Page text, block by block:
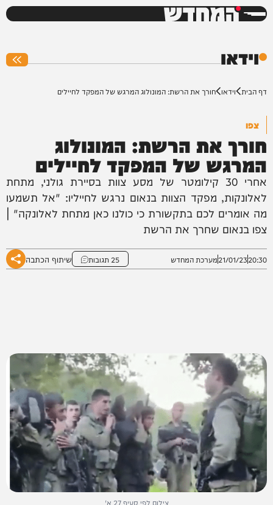
המחדש
וידאו
דף הבית וידאו חורך את הרשת: המונולוג המרגש של המפקד לחיילים
צפו
חורך את הרשת: המונולוג
המרגש של המפקד לחיילים
אחרי 30 קילומטר של מסע צוות בסיירת גולני, מתחת
לאלונקות, מפקד הצוות בנאום נרגש לחייליו: "אל תשמעו
מה אומרים לכם בתקשורת כי כולנו כאן מתחת לאלונקה" |
צפו בנאום שחרך את הרשת
20:30
21/01/23מערכת המחדש 25 תגובות שיתוף הכתבה
צילום לפי סעיף 27 א'